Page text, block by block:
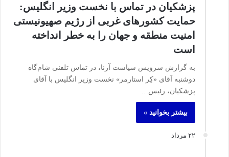
پزشکیان در تماس با نخست‌ وزیر انگلیس:
حمایت کشور‌های غربی از رژیم صهیونیستی
امنیت منطقه و جهان را به خطر انداخته
است
به گزارش سرویس سیاست آرنا، در تماس تلفنی شام‌گاه
دوشنبه آقای «کِر استارمر» نخست‌ وزیر انگلیس با آقای
پزشکیان، رئیس…
بیشتر بخوانید »
۲۲ مرداد